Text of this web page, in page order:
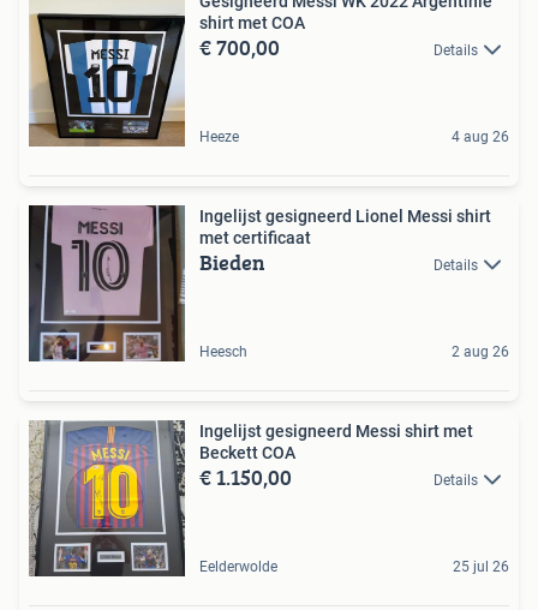
shirt met COA
€ 700,00 Details
Heeze 4 aug 26
Ingelijst gesigneerd Lionel Messi shirt
met certificaat
Bieden Details
Heesch 2 aug 26
Ingelijst gesigneerd Messi shirt met
Beckett COA
€ 1.150,00 Details
Eelderwolde 25 jul 26